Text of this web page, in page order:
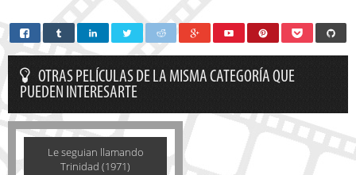
OTRAS PELÍCULAS DE LA MISMA CATEGORÍA QUE
PUEDEN INTERESARTE
Le seguian llamando
Trinidad (1971)